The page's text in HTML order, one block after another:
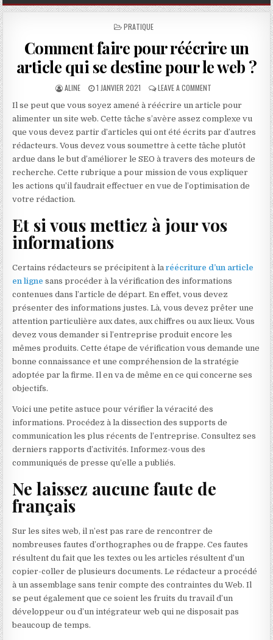
POSTED IN
PRATIQUE
Comment faire pour réécrire un
article qui se destine pour le web ?
AUTHOR:
ALINE PUBLISHED DATE:
1 JANVIER 2021 LEAVE A COMMENT ON COMMENT
Il se peut que vous soyez amené à réécrire un article pour
alimenter un site web. Cette tâche s’avère assez complexe vu
que vous devez partir d’articles qui ont été écrits par d’autres
rédacteurs. Vous devez vous soumettre à cette tâche plutôt
ardue dans le but d’améliorer le SEO à travers des moteurs de
recherche. Cette rubrique a pour mission de vous expliquer
les actions qu’il faudrait effectuer en vue de l’optimisation de
votre rédaction.
Et si vous mettiez à jour vos
informations
Certains rédacteurs se précipitent à laréécriture d’un article
en ligne sans procéder à la vérification des informations
contenues dans l’article de départ. En effet, vous devez
présenter des informations justes. Là, vous devez prêter une
attention particulière aux dates, aux chiffres ou aux lieux. Vous
devez vous demander si l’entreprise produit encore les
mêmes produits. Cette étape de vérification vous demande une
bonne connaissance et une compréhension de la stratégie
adoptée par la firme. Il en va de même en ce qui concerne ses
objectifs.
Voici une petite astuce pour vérifier la véracité des
informations. Procédez à la dissection des supports de
communication les plus récents de l’entreprise. Consultez ses
derniers rapports d’activités. Informez-vous des
communiqués de presse qu’elle a publiés.
Ne laissez aucune faute de
français
Sur les sites web, il n’est pas rare de rencontrer de
nombreuses fautes d’orthographes ou de frappe. Ces fautes
résultent du fait que les textes ou les articles résultent d’un
copier-coller de plusieurs documents. Le rédacteur a procédé
à un assemblage sans tenir compte des contraintes du Web. Il
se peut également que ce soient les fruits du travail d’un
développeur ou d’un intégrateur web qui ne disposait pas
beaucoup de temps.